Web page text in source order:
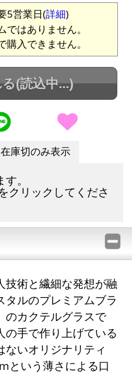
5営業日(詳細)
はありません。
入できません。
(読込中...)
在庫切のみ表示
。
クリックしてくださ
技術と繊細な発想が融
ルのプレミアムブラ
のカクテルグラスで
の手で作り上げている
ないオリジナリティ
という薄さによる口